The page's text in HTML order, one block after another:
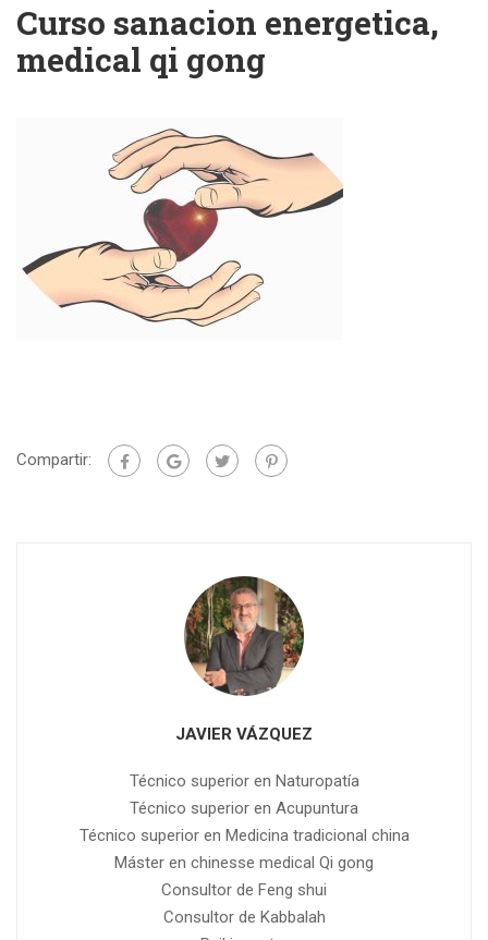
Curso sanacion energetica,
medical qi gong
Compartir:
JAVIER VÁZQUEZ
Técnico superior en Naturopatía
Técnico superior en Acupuntura
Técnico superior en Medicina tradicional china
Máster en chinesse medical Qi gong
Consultor de Feng shui
Consultor de Kabbalah